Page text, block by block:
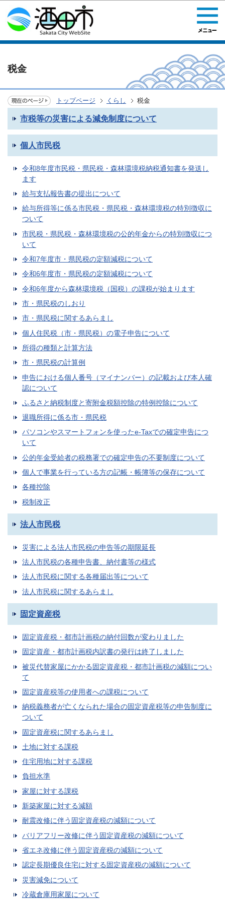
このページの本文へ移動
税金
トップページ くらし 税金
市税等の災害による減免制度について
個人市民税
令和8年度市民税・県民税・森林環境税納税通知書を発送し
ます
給与支払報告書の提出について
給与所得等に係る市民税・県民税・森林環境税の特別徴収に
ついて
市民税・県民税・森林環境税の公的年金からの特別徴収につ
いて
令和7年度市・県民税の定額減税について
令和6年度市・県民税の定額減税について
令和6年度から森林環境税（国税）の課税が始まります
市・県民税のしおり
市・県民税に関するあらまし
個人住民税（市・県民税）の電子申告について
所得の種類と計算方法
市・県民税の計算例
申告における個人番号（マイナンバー）の記載および本人確
認について
ふるさと納税制度と寄附金税額控除の特例控除について
退職所得に係る市・県民税
パソコンやスマートフォンを使ったe-Taxでの確定申告につ
いて
公的年金受給者の税務署での確定申告の不要制度について
個人で事業を行っている方の記帳・帳簿等の保存について
各種控除
税制改正
法人市民税
災害による法人市民税の申告等の期限延長
法人市民税の各種申告書、納付書等の様式
法人市民税に関する各種届出等について
法人市民税に関するあらまし
固定資産税
固定資産税・都市計画税の納付回数が変わりました
固定資産・都市計画税内訳書の発行は終了しました
被災代替家屋にかかる固定資産税・都市計画税の減額につい
て
固定資産税等の使用者への課税について
納税義務者が亡くなられた場合の固定資産税等の申告制度に
ついて
固定資産税に関するあらまし
土地に対する課税
住宅用地に対する課税
負担水準
家屋に対する課税
新築家屋に対する減額
耐震改修に伴う固定資産税の減額について
バリアフリー改修に伴う固定資産税の減額について
省エネ改修に伴う固定資産税の減額について
認定長期優良住宅に対する固定資産税の減額について
災害減免について
冷蔵倉庫用家屋について